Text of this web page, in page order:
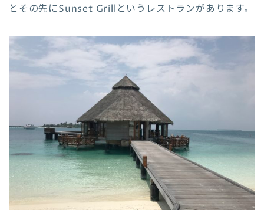
とその先にSunset Grillというレストランがあります。